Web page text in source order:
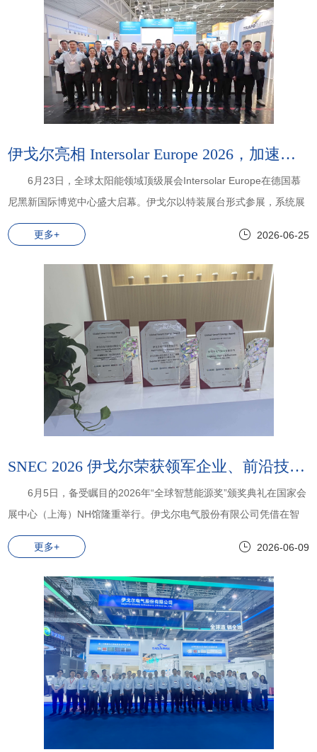
伊戈尔亮相 Intersolar Europe 2026，加速全球布局！
6月23日，全球太阳能领域顶级展会Intersolar Europe在德国慕
尼黑新国际博览中心盛大启幕。伊戈尔以特装展台形式参展，系统展
示了配电变压器、新能源光伏升压变、储能一体机及主变产品等多系
列核心产品。同时也再次推出了新一代800V HVDC直流供电系统产
更多+ 2026-06-25
SNEC 2026 伊戈尔荣获领军企业、前沿技术、创新方案三项大奖
6月5日，备受瞩目的2026年“全球智慧能源奖”颁奖典礼在国家会
展中心（上海）NH馆隆重举行。伊戈尔电气股份有限公司凭借在智
慧能源领域的卓越表现与持续创新能力，一举囊括三项重磅大奖：领
军企业奖、前沿技术奖、创新方案奖，成为本届颁奖典礼上最受关注
更多+ 2026-06-09